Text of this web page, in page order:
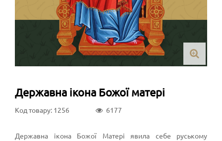
Державна ікона Божої матері
Код товару: 1256 6177
Державна ікона Божої Матері явила себе руському